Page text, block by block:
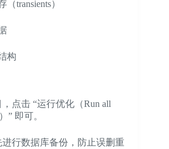
transients）
构
点击 “运行优化（Run all
” 即可。
进行数据库备份，防止误删重